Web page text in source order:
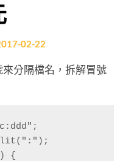
02-22
來分隔檔名，拆解冒號
{